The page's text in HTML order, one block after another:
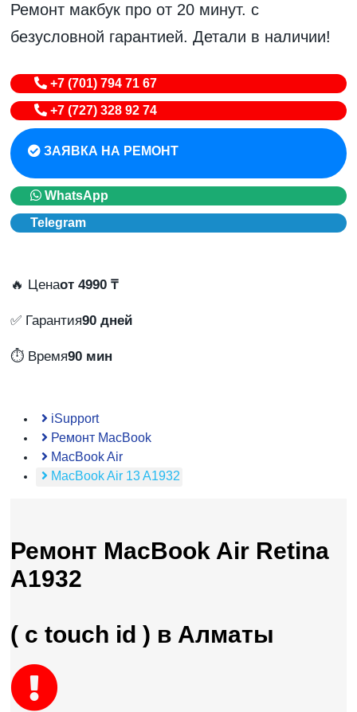
Ремонт макбук про от 20 минут. с
безусловной гарантией. Детали в наличии!
+7 (701) 794 71 67
+7 (727) 328 92 74
ЗАЯВКА НА РЕМОНТ
WhatsApp
Telegram
🔥 Ценаот 4990 ₸
✅ Гарантия90 дней
⏱️ Время90 мин
iSupport
Ремонт MacBook
MacBook Air
MacBook Air 13 A1932
Ремонт MacBook Air Retina
A1932
( с touch id ) в Алматы